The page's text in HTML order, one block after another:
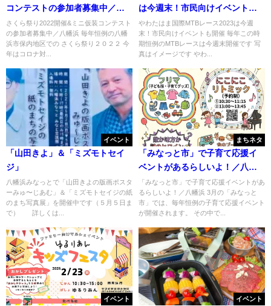
コンテストの参加者募集中／八
幡浜
さくら祭り2022開催&ミニ仮装コンテスト
の参加者募集中／八幡浜 毎年恒例の八幡
浜市保内地区での さくら祭り２０２２ 今
年はコロナ対...
は今週末！市民向けイベントも
開催
やわたはま国際MTBレース2023は今週
末！市民向けイベントも開催 毎年この時
期恒例のMTBレースは今週末開催です 写
真はイメージです やわ...
イベント
「山田きよ」＆「ミズモトセイ
ジ」
八幡浜みなっとで「山田きよの版画ポスタ
ーみゅ〜じあむ」＆「ミズモトセイジの紙
のまち写真展」を開催中です（５月５日ま
で） 詳しくは...
まちネタ
「みなっと市」で子育て応援イ
ベントがあるらしいよ！／八幡
浜
「みなっと市」で子育て応援イベントがあ
るらしいよ！／八幡浜 3月の「みなっと
市」では、毎年恒例の子育て応援イベント
が開催されます。 その中で...
イベント イベント